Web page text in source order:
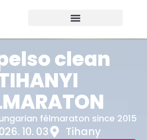
clean
félmaraton since 2015
10. 03 Tihany